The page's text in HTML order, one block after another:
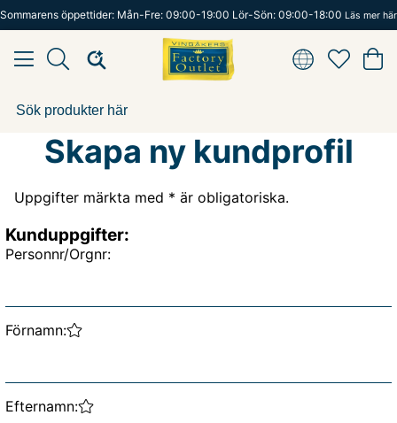
Sommarens öppettider: Mån-Fre: 09:00-19:00 Lör-Sön: 09:00-18:00 Läs mer här
Skapa ny kundprofil
Uppgifter märkta med * är obligatoriska.
Kunduppgifter:
Personnr/Orgnr:
Förnamn:
Efternamn: